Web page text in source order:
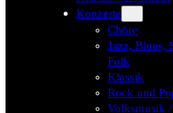
Konzerte
Chöre
Jazz, Blues,
Folk
Klassik
Rock und
Volksmusik /